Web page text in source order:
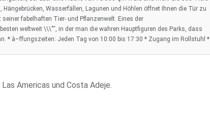
Wasserfällen, Lagunen und Höhlen öffnet Ihnen die Tür zu
fabelhaften Tier- und Pflanzenwelt. Eines der
weltweit \\\"“, in der man die wahren Hauptfiguren des Parks, dass
* à–ffungszeiten: Jeden Tag von 10:00 bis 17:30 * Zugang im Rollstuhl *
Americas und Costa Adeje.